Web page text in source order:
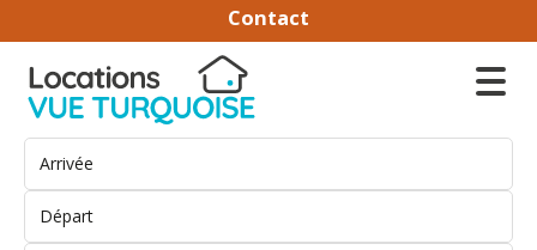
Contact